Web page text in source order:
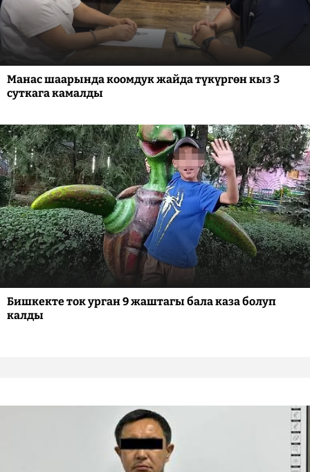
Манас шаарында коомдук жайда түкүргөн кыз 3
суткага камалды
Бишкекте ток урган 9 жаштагы бала каза болуп
калды